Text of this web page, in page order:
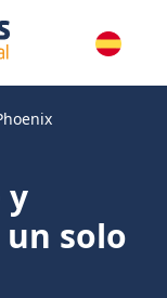
y
solo